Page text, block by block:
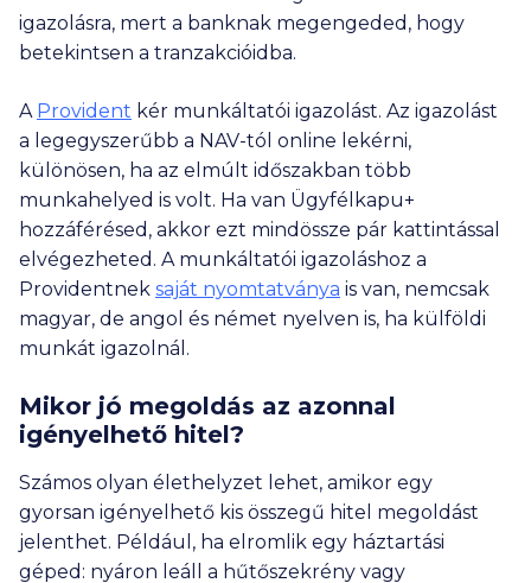
igazolásra, mert a banknak megengeded, hogy
betekintsen a tranzakcióidba.
A Provident kér munkáltatói igazolást. Az igazolást
a legegyszerűbb a NAV-tól online lekérni,
különösen, ha az elmúlt időszakban több
munkahelyed is volt. Ha van Ügyfélkapu+
hozzáférésed, akkor ezt mindössze pár kattintással
elvégezheted. A munkáltatói igazoláshoz a
Providentnek saját nyomtatványa is van, nemcsak
magyar, de angol és német nyelven is, ha külföldi
munkát igazolnál.
Mikor jó megoldás az azonnal
igényelhető hitel?
Számos olyan élethelyzet lehet, amikor egy
gyorsan igényelhető kis összegű hitel megoldást
jelenthet. Például, ha elromlik egy háztartási
géped: nyáron leáll a hűtőszekrény vagy